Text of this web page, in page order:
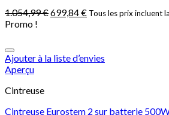
1.054,99€699,84€ Tous les prix incluent
Promo !
Ajouter à la liste d’envies
Aperçu
Cintreuse
Cintreuse Eurostem 2 sur batterie